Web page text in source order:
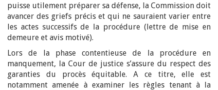
puisse utilement préparer sa défense, la Commission doit
avancer des griefs précis et qui ne sauraient varier entre
les actes successifs de la procédure (lettre de mise en
demeure et avis motivé).
Lors de la phase contentieuse de la procédure en
manquement, la Cour de justice s’assure du respect des
garanties du procès équitable. A ce titre, elle est
notamment amenée à examiner les règles tenant à la